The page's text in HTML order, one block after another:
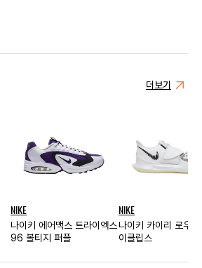
더보기
NIKE
나이키 에어맥스 트라이엑스
96 볼티지 퍼플
NIKE
나이키 카이리 로우
이클립스